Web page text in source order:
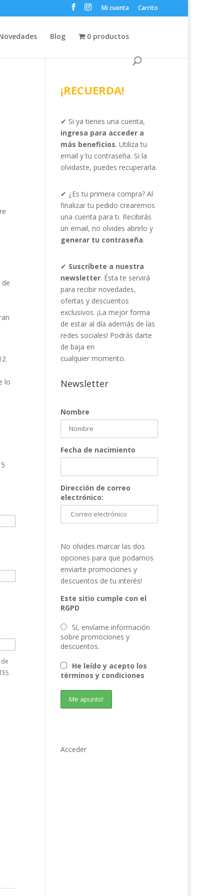
Mi cuenta Carrito
Blog 0 productos
de
lo
¡RECUERDA!
✔ Si ya tienes una cuenta,
ingresa para acceder a
más beneficios. Utiliza tu
email y tu contraseña. Si la
olvidaste, puedes recuperarla.
✔ ¿Es tu primera compra? Al
finalizar tu pedido crearemos
una cuenta para ti. Recibirás
un email, no olvides abrirlo y
generar tu contraseña.
✔ Suscríbete a nuestra
newsletter. Ésta te servirá
para recibir novedades,
ofertas y descuentos
exclusivos. ¡La mejor forma
de estar al día además de las
redes sociales! Podrás darte
de baja en
cualquier momento.
Newsletter
Nombre
Fecha de nacimiento
Dirección de correo
electrónico:
No olvides marcar las dos
opciones para que podamos
enviarte promociones y
descuentos de tu interés!
Este sitio cumple con el
RGPD
Sí, envíame información
sobre promociones y
descuentos.
He leído y acepto los
términos y condiciones
Acceder